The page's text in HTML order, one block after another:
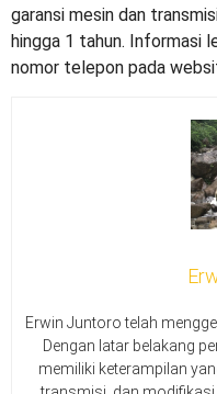
garansi mesin dan
hingga 1 tahun. Informasi
nomor telepon pada
Erwin Juntoro telah
Dengan latar belakang
memiliki keterampilan